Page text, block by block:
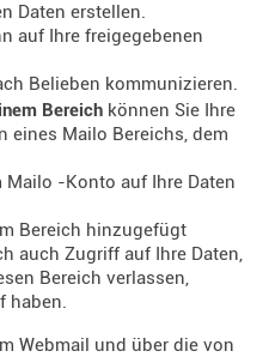
Daten erstellen.
auf Ihre freigegebenen
Belieben kommunizieren.
Bereich können Sie Ihre
eines Mailo Bereichs, dem
-Konto auf Ihre Daten
Bereich hinzugefügt
auch Zugriff auf Ihre Daten,
Bereich verlassen,
haben.
Webmail und über die von